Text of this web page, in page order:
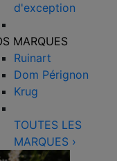
d'exception
MARQUES
Ruinart
Dom Pérignon
Krug
TOUTES LES
MARQUES ›